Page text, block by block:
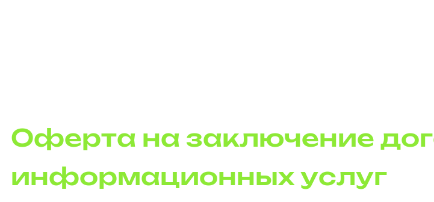
Оферта на заключение
информационных услуг